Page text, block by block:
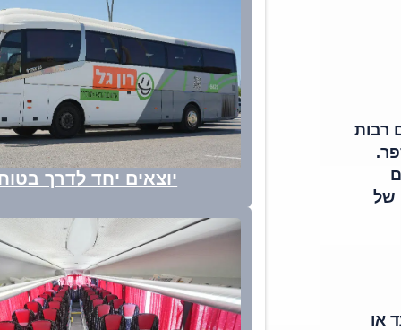
רבות
של
או
יוצאים יחד לדרך